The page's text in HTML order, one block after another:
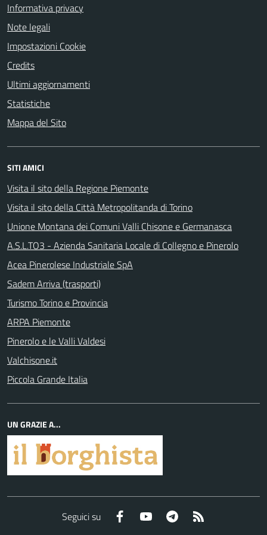
Informativa privacy
Note legali
Impostazioni Cookie
Credits
Ultimi aggiornamenti
Statistiche
Mappa del Sito
SITI AMICI
Visita il sito della Regione Piemonte
Visita il sito della Città Metropolitanda di Torino
Unione Montana dei Comuni Valli Chisone e Germanasca
A.S.L.TO3 - Azienda Sanitaria Locale di Collegno e Pinerolo
Acea Pinerolese Industriale SpA
Sadem Arriva (trasporti)
Turismo Torino e Provincia
ARPA Piemonte
Pinerolo e le Valli Valdesi
Valchisone.it
Piccola Grande Italia
UN GRAZIE A...
Seguici su Facebook YouTube Telegram